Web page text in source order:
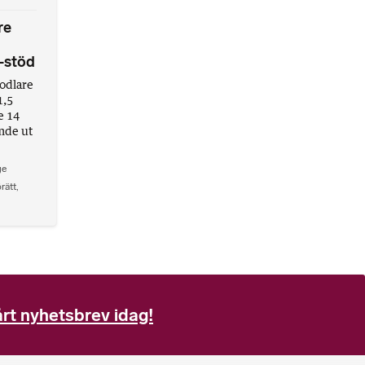
stöd
14
ut
,
nyhetsbrev idag!